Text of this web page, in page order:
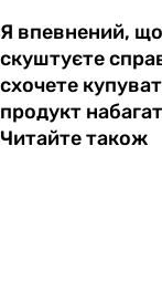
Я впевнений,
скуштуєте
схочете
продукт
Читайте також